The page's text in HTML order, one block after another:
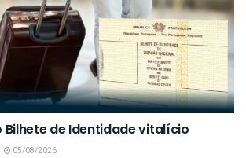
Bilhete de Identidade vitalício
05/08/2026